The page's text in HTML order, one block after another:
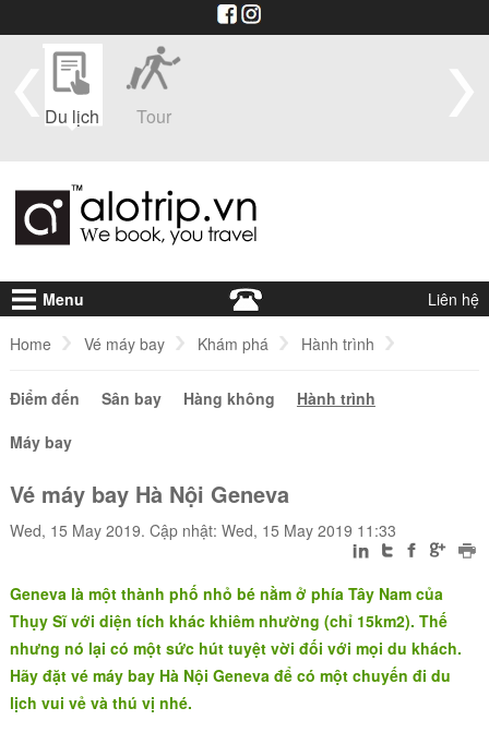
Du lịch Tour
Menu Liên hệ
Home Vé máy bay Khám phá Hành trình
Vé máy bay Hà Nội Geneva
Điểm đến Sân bay Hàng không
Hành trình
Máy bay
Vé máy bay Hà Nội Geneva
Wed, 15 May 2019. Cập nhật: Wed, 15 May 2019 11:33
Geneva là một thành phố nhỏ bé nằm ở phía Tây Nam của
Thụy Sĩ với diện tích khác khiêm nhường (chỉ 15km2). Thế
nhưng nó lại có một sức hút tuyệt vời đối với mọi du khách.
Hãy đặt vé máy bay Hà Nội Geneva để có một chuyến đi du
lịch vui vẻ và thú vị nhé.